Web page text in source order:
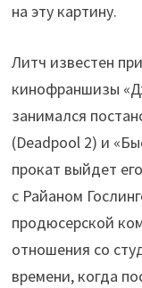
на эту картину.
Литч известен
кинофраншизы
занимался
(Deadpool 2) и
прокат выйдет
с Райаном
продюсерской
отношения со
времени, когда